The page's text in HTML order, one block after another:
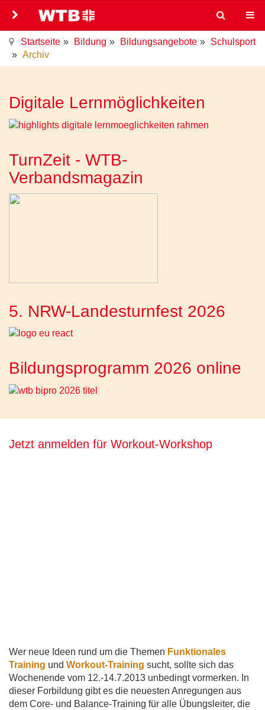
Startseite Bildung Bildungsangebote
Schulsport
Archiv
Digitale Lernmöglichkeiten
TurnZeit - WTB-
Verbandsmagazin
5. NRW-Landesturnfest 2026
Bildungsprogramm 2026 online
Jetzt anmelden für Workout-Workshop
Wer neue Ideen rund um die Themen Funktionales
Training und Workout-Training sucht, sollte sich das
Wochenende vom 12.-14.7.2013 unbedingt vormerken. In
dieser Forbildung gibt es die neuesten Anregungen aus
dem Core- und Balance-Training für alle Übungsleiter, die